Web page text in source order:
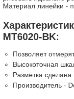
Материал линейки -
MT6020-BK:
Позволяет
Высокоточная
Разметка
Производитель -